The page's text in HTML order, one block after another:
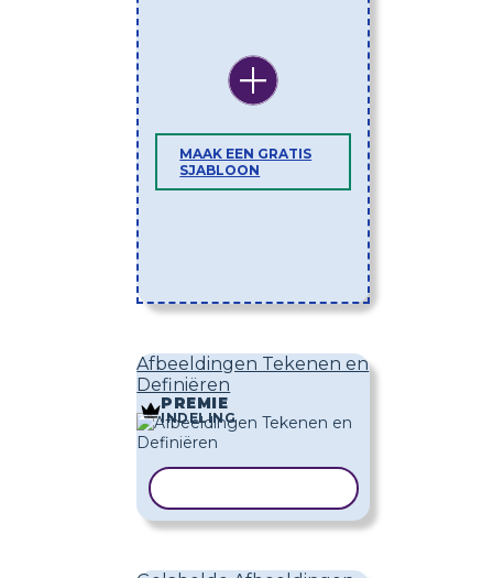
MAAK EEN GRATIS
SJABLOON
Afbeeldingen Tekenen en
Definiëren
PREMIE
INDELING